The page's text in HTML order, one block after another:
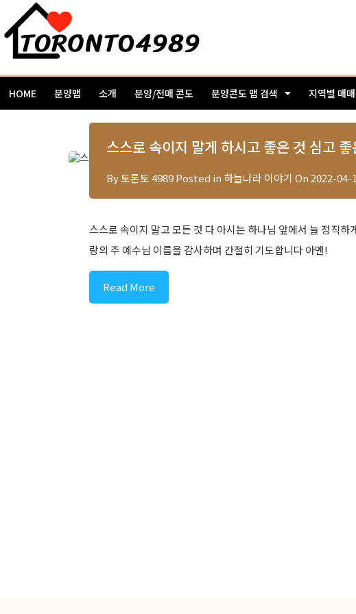
HOME 분양맵 소개 분양/전매 콘도 분양콘도 맵 검색 지역별 매
스스로 속이지 말게 하시고 좋은 것 심고
By토론토 4989Posted in 하늘나라 이야기 On2022-04-
스스로 속이지 말고 모든 것 다 아시는 하나님 앞에서 늘 정직
랑의 주 예수님 이름을 감사하며 간절히 기도합니다 아멘!
Read More